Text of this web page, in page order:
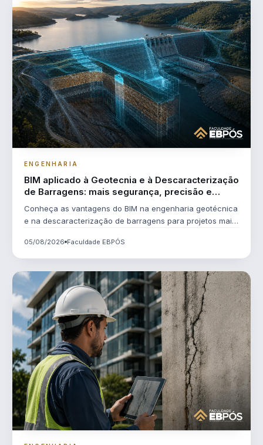
ENGENHARIA
BIM aplicado à Geotecnia e à Descaracterização
de Barragens: mais segurança, precisão e
eficiência em projetos de engenharia
Conheça as vantagens do BIM na engenharia geotécnica
e na descaracterização de barragens para projetos mais
05/08/2026 Faculdade EBPÓS